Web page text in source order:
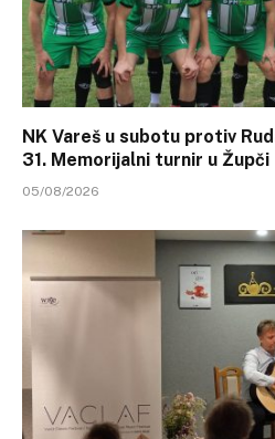
NK Vareš u subotu protiv
31. Memorijalni turnir u Župči
05/08/2026